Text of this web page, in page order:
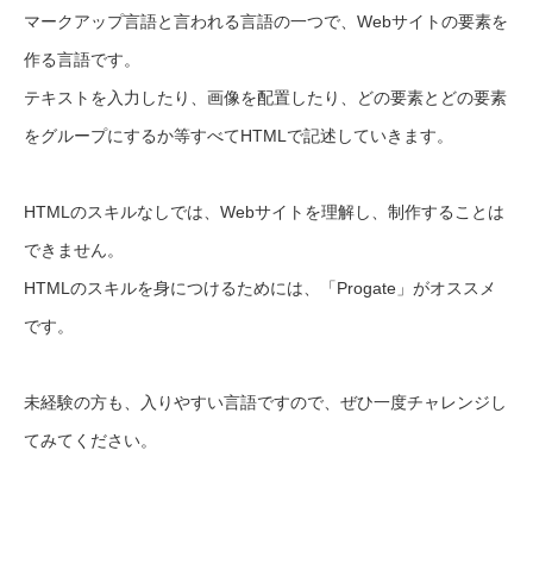
マークアップ言語と言われる言語の一つで、Webサイトの要素を
作る言語です。
テキストを入力したり、画像を配置したり、どの要素とどの要素
をグループにするか等すべてHTMLで記述していきます。
HTMLのスキルなしでは、Webサイトを理解し、制作することは
できません。
HTMLのスキルを身につけるためには、「Progate」がオススメ
です。
未経験の方も、入りやすい言語ですので、ぜひ一度チャレンジし
てみてください。